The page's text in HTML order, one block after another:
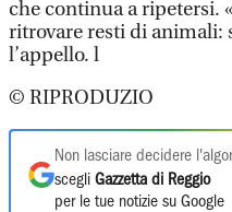
che continua a ripetersi.
ritrovare resti di animali:
l’appello. l
© RIPRODUZIO
Non lasciare decidere
scegli Gazzetta di Reggio
per le tue notizie su Google